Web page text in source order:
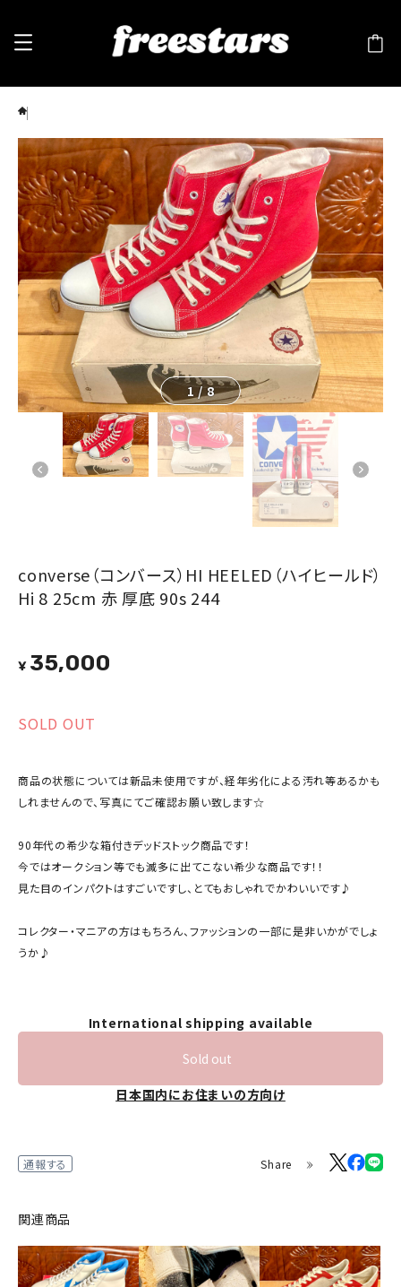
1 /8
converse（コンバース）HI HEELED（ハイヒールド）
Hi 8 25cm 赤 厚底 90s 244
¥ 35,000
SOLD OUT
商品の状態については新品未使用ですが、経年劣化による汚れ等あるかも
しれませんので、写真にてご確認お願い致します☆
90年代の希少な箱付きデッドストック商品です！
今ではオークション等でも滅多に出てこない希少な商品です！！
見た目のインパクトはすごいですし、とてもおしゃれでかわいいです♪
コレクター・マニアの方はもちろん、ファッションの一部に是非いかがでしょ
うか♪
International shipping available
Sold out
日本国内にお住まいの方向け
通報する Share
関連商品